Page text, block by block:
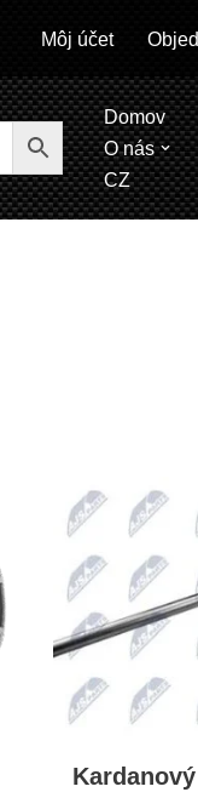
Môj účet
Domov
O nás
CZ